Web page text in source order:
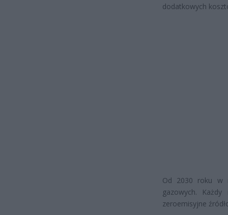
dodatkowych
Od 2030 roku w
gazowych.
zeroemisyjne